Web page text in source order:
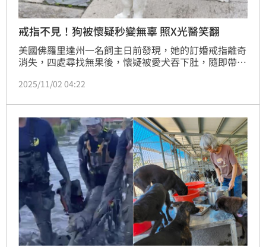
戒指不見！狗被懷疑秒變無辜 照X光醫笑翻
美國佛羅里達州一名飼主日前發現，她的訂婚戒指離奇
消失，四處尋找無果後，懷疑被愛犬吞下肚，隨即帶狗
所幸經過一周，戒指順利隨狗狗排泄物排出。
2025/11/02 04:22